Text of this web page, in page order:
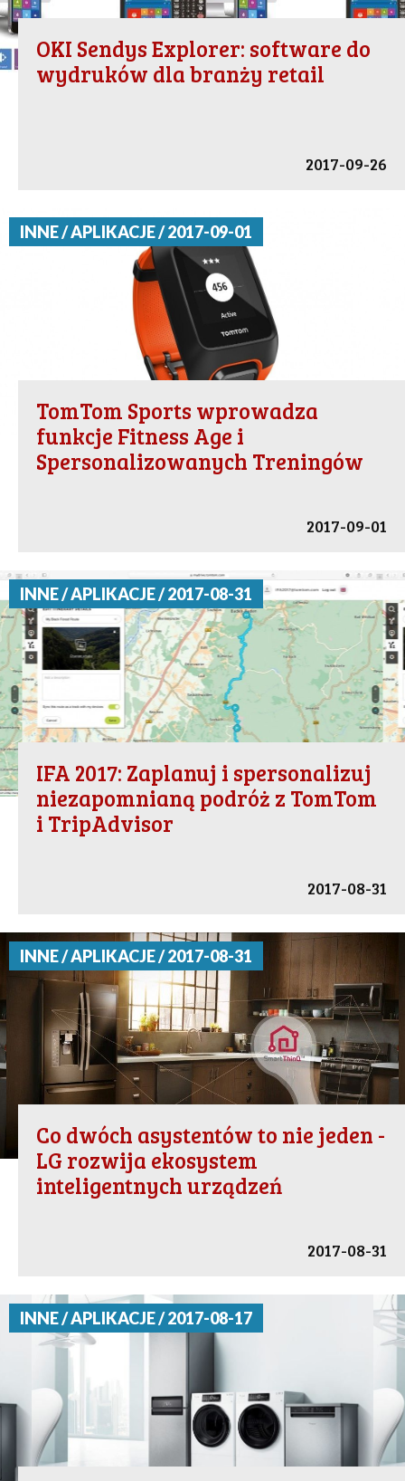
OKI Sendys Explorer: software do
wydruków dla branży retail
2017-09-26
INNE / APLIKACJE / 2017-09-01
TomTom Sports wprowadza
funkcje Fitness Age i
Spersonalizowanych Treningów
2017-09-01
INNE / APLIKACJE / 2017-08-31
IFA 2017: Zaplanuj i spersonalizuj
niezapomnianą podróż z TomTom
i TripAdvisor
2017-08-31
INNE / APLIKACJE / 2017-08-31
Co dwóch asystentów to nie jeden -
LG rozwija ekosystem
inteligentnych urządzeń
2017-08-31
INNE / APLIKACJE / 2017-08-17